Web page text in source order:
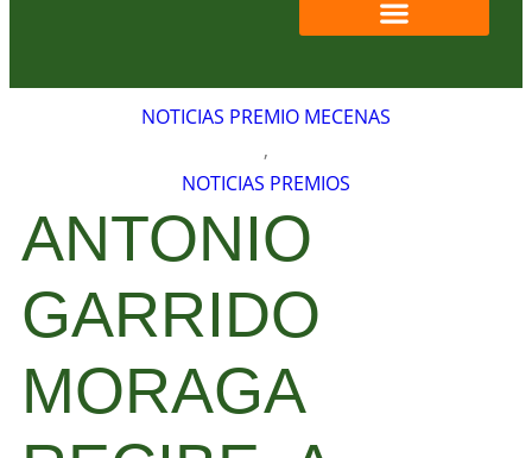
NOTICIAS PREMIO MECENAS
,
NOTICIAS PREMIOS
ANTONIO
GARRIDO
MORAGA